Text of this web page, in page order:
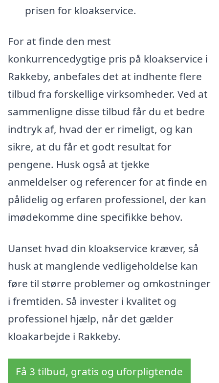
prisen for kloakservice.
For at finde den mest
konkurrencedygtige pris på kloakservice i
Rakkeby, anbefales det at indhente flere
tilbud fra forskellige virksomheder. Ved at
sammenligne disse tilbud får du et bedre
indtryk af, hvad der er rimeligt, og kan
sikre, at du får et godt resultat for
pengene. Husk også at tjekke
anmeldelser og referencer for at finde en
pålidelig og erfaren professionel, der kan
imødekomme dine specifikke behov.
Uanset hvad din kloakservice kræver, så
husk at manglende vedligeholdelse kan
føre til større problemer og omkostninger
i fremtiden. Så invester i kvalitet og
professionel hjælp, når det gælder
kloakarbejde i Rakkeby.
Få 3 tilbud, gratis og uforpligtende